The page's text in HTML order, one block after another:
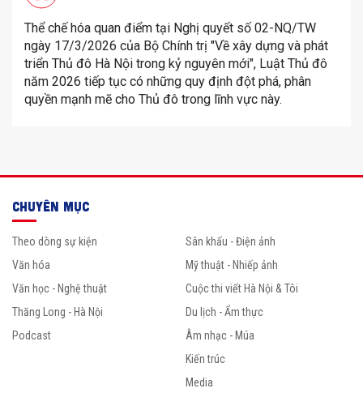
Thể chế hóa quan điểm tại Nghị quyết số 02-NQ/TW
ngày 17/3/2026 của Bộ Chính trị "Về xây dựng và phát
triển Thủ đô Hà Nội trong kỷ nguyên mới", Luật Thủ đô
năm 2026 tiếp tục có những quy định đột phá, phân
quyền mạnh mẽ cho Thủ đô trong lĩnh vực này.
CHUYÊN MỤC
Theo dòng sự kiện
Văn hóa
Văn học - Nghệ thuật
Thăng Long - Hà Nội
Podcast
Sân khấu - Điện ảnh
Mỹ thuật - Nhiếp ảnh
Cuộc thi viết Hà Nội & Tôi
Du lịch - Ẩm thực
Âm nhạc - Múa
Kiến trúc
Media